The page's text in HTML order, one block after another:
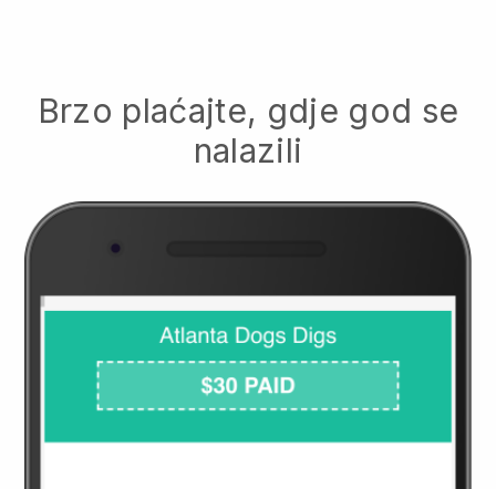
Brzo plaćajte, gdje god se
nalazili